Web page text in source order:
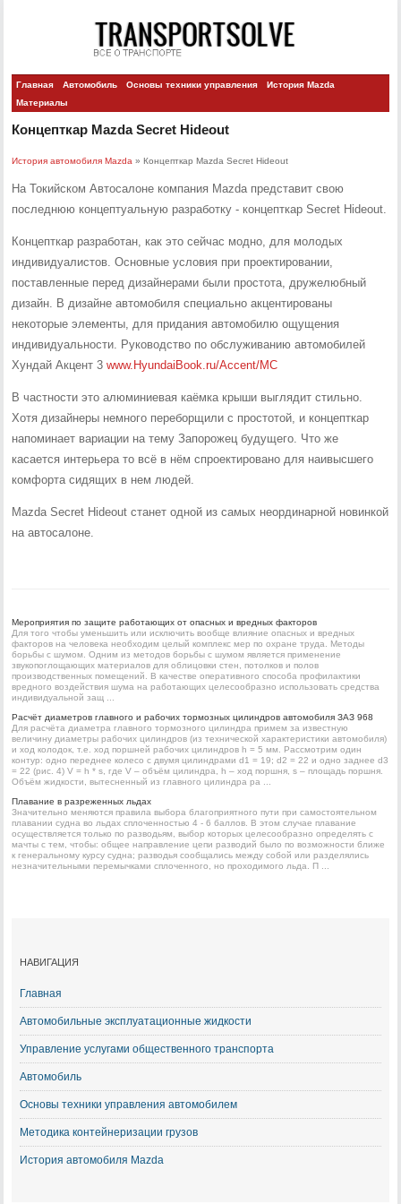
Главная Автомобиль Основы техники управления
История Mazda
Материалы
Концепткар Mazda Secret Hideout
История автомобиля Mazda » Концепткар Mazda Secret Hideout
На Токийском Автосалоне компания Mazda представит свою
последнюю концептуальную разработку - концепткар Secret Hideout.
Концепткар разработан, как это сейчас модно, для молодых
индивидуалистов. Основные условия при проектировании,
поставленные перед дизайнерами были простота, дружелюбный
дизайн. В дизайне автомобиля специально акцентированы
некоторые элементы, для придания автомобилю ощущения
индивидуальности. Руководство по обслуживанию автомобилей
Хундай Акцент 3www.HyundaiBook.ru/Accent/MC
В частности это алюминиевая каёмка крыши выглядит стильно.
Хотя дизайнеры немного переборщили с простотой, и концепткар
напоминает вариации на тему Запорожец будущего. Что же
касается интерьера то всё в нём спроектировано для наивысшего
комфорта сидящих в нем людей.
Mazda Secret Hideout станет одной из самых неординарной новинкой
на автосалоне.
Мероприятия по защите работающих от опасных и вредных факторов
Для того чтобы уменьшить или исключить вообще влияние опасных и вредных
факторов на человека необходим целый комплекс мер по охране труда. Методы
борьбы с шумом. Одним из методов борьбы с шумом является применение
звукопоглощающих материалов для облицовки стен, потолков и полов
производственных помещений. В качестве оперативного способа профилактики
вредного воздействия шума на работающих целесообразно использовать средства
индивидуальной защ ...
Расчёт диаметров главного и рабочих тормозных цилиндров автомобиля ЗАЗ 968
Для расчёта диаметра главного тормозного цилиндра примем за известную
величину диаметры рабочих цилиндров (из технической характеристики автомобиля)
и ход колодок, т.е. ход поршней рабочих цилиндров h = 5 мм. Рассмотрим один
контур: одно переднее колесо с двумя цилиндрами d1 = 19; d2 = 22 и одно заднее d3
= 22 (рис. 4) V = h * s, где V – объём цилиндра, h – ход поршня, s – площадь поршня.
Объём жидкости, вытесненный из главного цилиндра ра ...
Плавание в разреженных льдах
Значительно меняются правила выбора благоприятного пути при самостоятельном
плавании судна во льдах сплоченностью 4 - 6 баллов. В этом случае плавание
осуществляется только по разводьям, выбор которых целесообразно определять с
мачты с тем, чтобы: общее направление цепи разводий было по возможности ближе
к генеральному курсу судна; разводья сообщались между собой или разделялись
незначительными перемычками сплоченного, но проходимого льда. П ...
НАВИГАЦИЯ
Главная
Автомобильные эксплуатационные жидкости
Управление услугами общественного транспорта
Автомобиль
Основы техники управления автомобилем
Методика контейнеризации грузов
История автомобиля Mazda